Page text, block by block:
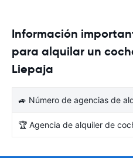
Información
para alquilar un
Liepaja
🚙 Número de agencias de
🏆 Agencia de alquiler de